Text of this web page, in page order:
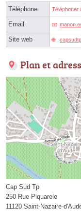
Téléphone Téléphoner
Email
Site web
Plan et
Cap Sud Tp
250 Rue Piquarele
11120 Saint-Nazaire-